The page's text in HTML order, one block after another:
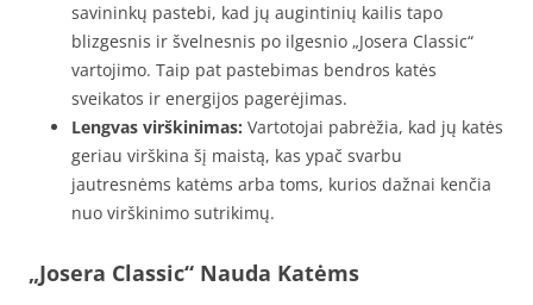
savininkų pastebi, kad jų augintinių kailis tapo
blizgesnis ir švelnesnis po ilgesnio „Josera Classic“
vartojimo. Taip pat pastebimas bendros katės
sveikatos ir energijos pagerėjimas.
Lengvas virškinimas: Vartotojai pabrėžia, kad jų katės
geriau virškina šį maistą, kas ypač svarbu
jautresnėms katėms arba toms, kurios dažnai kenčia
nuo virškinimo sutrikimų.
„Josera Classic“ Nauda Katėms